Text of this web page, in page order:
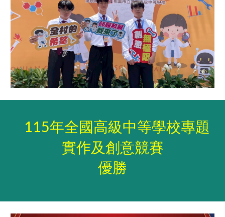
115年全國高級中等學校專題
實作及創意競賽
優勝